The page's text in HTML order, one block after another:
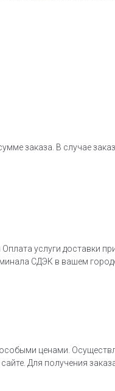
заказа. В случае
услуги доставки
СДЭК в вашем
ценами.
Для получения